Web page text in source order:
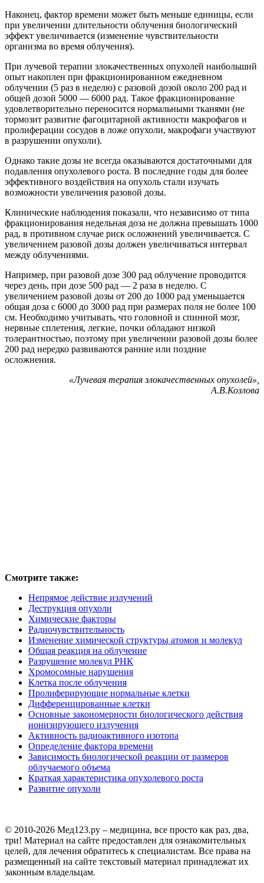
Наконец, фактор времени может быть меньше единицы, если
при увеличении длительности облучения биологический
эффект увеличивается (изменение чувствительности
организма во время облучения).
При лучевой терапии злокачественных опухолей наибольший
опыт накоплен при фракционированном ежедневном
облучении (5 раз в неделю) с разовой дозой около 200 рад и
общей дозой 5000 — 6000 рад. Такое фракционирование
удовлетворительно переносится нормальными тканями (не
тормозит развитие фагоцитарной активности макрофагов и
пролиферации сосудов в ложе опухоли, макрофаги участвуют
в разрушении опухоли).
Однако такие дозы не всегда оказываются достаточными для
подавления опухолевого роста. В последние годы для более
эффективного воздействия на опухоль стали изучать
возможности увеличения разовой дозы.
Клинические наблюдения показали, что независимо от типа
фракционирования недельная доза не должна превышать 1000
рад, в противном случае риск осложнений увеличивается. С
увеличением разовой дозы должен увеличиваться интервал
между облучениями.
Например, при разовой дозе 300 рад облучение проводится
через день, при дозе 500 рад — 2 раза в неделю. С
увеличением разовой дозы от 200 до 1000 рад уменьшается
общая доза с 6000 до 3000 рад при размерах поля не более 100
см. Необходимо учитывать, что головной и спинной мозг,
нервные сплетения, легкие, почки обладают низкой
толерантностью, поэтому при увеличении разовой дозы более
200 рад нередко развиваются ранние или поздние
осложнения.
«Лучевая терапия злокачественных опухолей»,
А.В.Козлова
Смотрите также:
Непрямое действие излучений
Деструкция опухоли
Химические факторы
Радиочувствительность
Изменение химической структуры атомов и молекул
Общая реакция на облучение
Разрушение молекул РНК
Хромосомные нарушения
Клетка после облучения
Пролиферирующие нормальные клетки
Дифференцированные клетки
Основные закономерности биологического действия
ионизирующего излучения
Активность радиоактивного изотопа
Определение фактора времени
Зависимость биологической реакции от размеров
облучаемого объема
Краткая характеристика опухолевого роста
Развитие опухоли
© 2010-2026 Мед123.ру – медицина, все просто как раз, два,
три! Материал на сайте предоставлен для ознакомительных
целей, для лечения обратитесь к специалистам. Все права на
размещенный на сайте текстовый материал принадлежат их
законным владельцам.